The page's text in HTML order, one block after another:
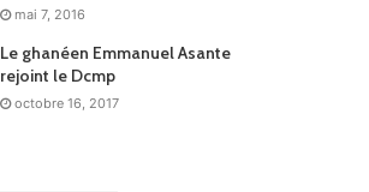
mai 7, 2016
Le ghanéen Emmanuel Asante
rejoint le Dcmp
octobre 16, 2017